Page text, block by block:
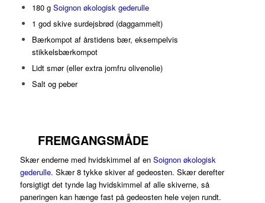
180 g Soignon økologisk gederulle
1 god skive surdejsbrød (daggammelt)
Bærkompot af årstidens bær, eksempelvis
stikkelsbærkompot
Lidt smør (eller extra jomfru olivenolie)
Salt og peber
FREMGANGSMÅDE
Skær enderne med hvidskimmel af en Soignon økologisk
gederulle. Skær 8 tykke skiver af gedeosten. Skær derefter
forsigtigt det tynde lag hvidskimmel af alle skiverne, så
paneringen kan hænge fast på gedeosten hele vejen rundt.